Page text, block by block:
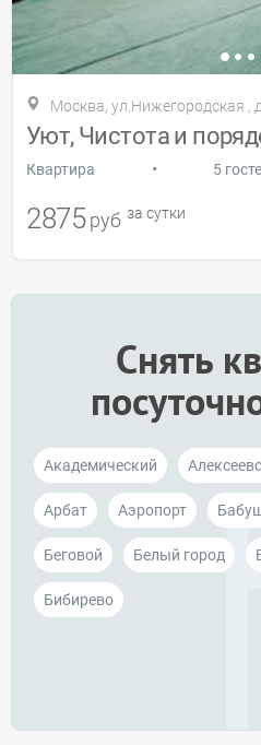
Москва, ул.Нижегородская ,
Уют, Чистота и
Квартира • 5
2875 руб за сутки
Снять
Академический
Арбат Аэропорт
Беговой Белый город
Бибирево